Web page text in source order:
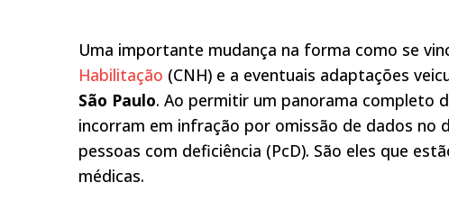
Uma importante mudança na forma como se
Habilitação (CNH) e a eventuais adaptações
São Paulo. Ao permitir um panorama completo
incorram em infração por omissão de dados
pessoas com deficiência (PcD). São eles que
médicas.